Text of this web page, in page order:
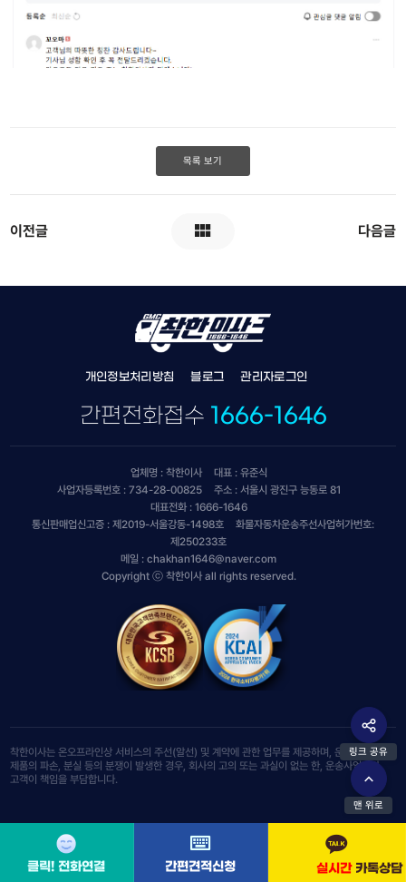
목록 보기
이전글 다음글
개인정보처리방침 블로그 관리자로그인
간편전화접수 1666-1646
업체명 : 착한이사
대표 : 유준식
사업자등록번호 : 734-28-00825
주소 : 서울시 광진구 능동로 81
대표전화 : 1666-1646
통신판매업신고증 : 제2019-서울강동-1498호
화물자동차운송주선사업허가번호:
제250233호
메일 : chakhan1646@naver.com
Copyright ⓒ 착한이사 all rights reserved.
착한이사는 온오프라인상 서비스의 주선(알선) 및 계약에 관한 업무를 제공하며, 운송 서비스 및
제품의 파손, 분실 등의 분쟁이 발생한 경우, 회사의 고의 또는 과실이 없는 한, 운송사업자와
고객이 책임을 부담합니다.
클릭! 전화연결 간편견적신청
실시간카톡상담 실시간카톡상담
실시간카톡상담
링크 공유
맨 위로